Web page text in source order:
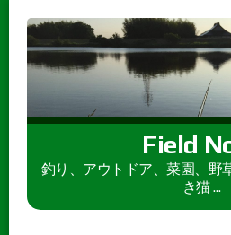
Field
釣り、アウトドア、菜園、野
き猫 ...